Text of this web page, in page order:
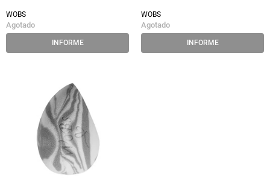
WOBS
Agotado
INFORME
WOBS
Agotado
INFORME